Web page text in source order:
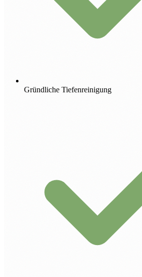
Gründliche Tiefenreinigung